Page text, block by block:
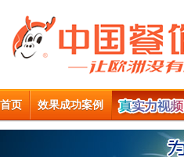
首页 效果成功案例